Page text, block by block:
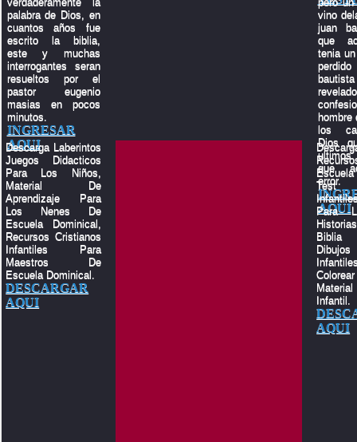
palabra de Dios, en
cuantos años fue
escrito la biblia,
este y muchas
interrogantes seran
resueltos por el
pastor eugenio
masias en pocos
minutos.
INGRESAR
AQUI
vino
juan
que
tenia
hombre
los
Dios
que
error.
AQUI
Descarga Laberintos
Juegos Didacticos
Para Los Niños,
Material De
Aprendizaje Para
Los Nenes De
Escuela Dominical,
Recursos Cristianos
Infantiles Para
Maestros De
Escuela Dominical.
DESCARGAR
AQUI
Test
Para
Infantil.
AQUI